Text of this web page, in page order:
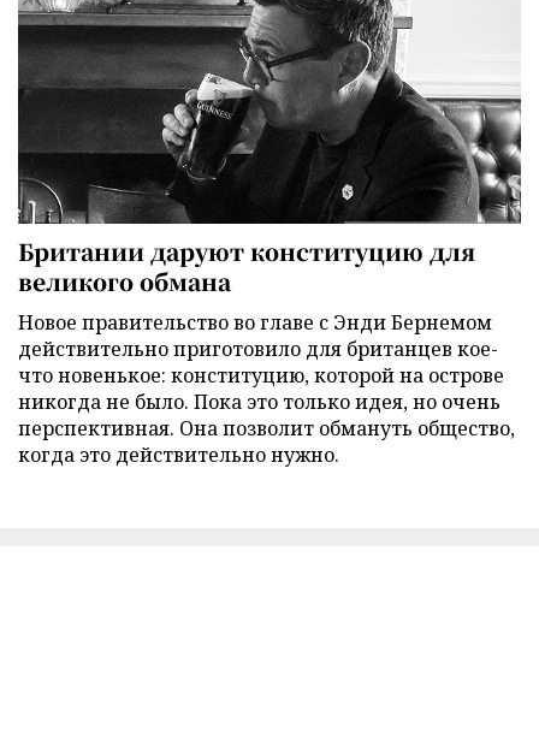
Британии даруют конституцию для
великого обмана
Новое правительство во главе с Энди Бернемом
действительно приготовило для британцев кое-
что новенькое: конституцию, которой на острове
никогда не было. Пока это только идея, но очень
перспективная. Она позволит обмануть общество,
когда это действительно нужно.